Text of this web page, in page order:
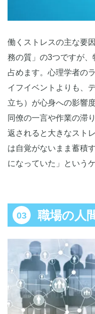
働くストレスの主な要
務の質」の3つですが
占めます。心理学者の
イフイベントよりも、
立ち）が心身への影響
同僚の一言や作業の滞
返されると大きなスト
は自覚がないまま蓄積
になっていた」という
職場の人